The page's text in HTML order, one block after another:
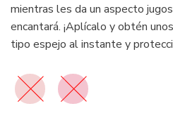
mientras les da un aspecto
encantará. ¡Aplícalo y obtén
tipo espejo al instante y